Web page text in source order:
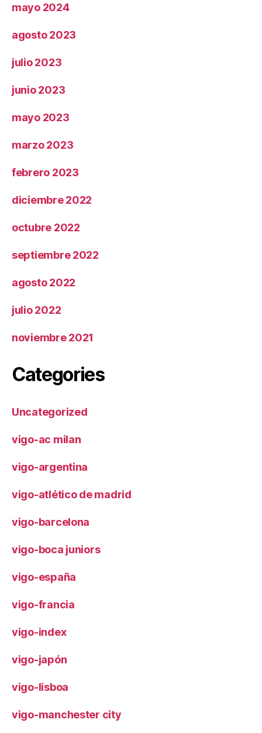
mayo 2024
agosto 2023
julio 2023
junio 2023
mayo 2023
marzo 2023
febrero 2023
diciembre 2022
octubre 2022
septiembre 2022
agosto 2022
julio 2022
noviembre 2021
Categories
Uncategorized
vigo-ac milan
vigo-argentina
vigo-atlético de madrid
vigo-barcelona
vigo-boca juniors
vigo-españa
vigo-francia
vigo-index
vigo-japón
vigo-lisboa
vigo-manchester city